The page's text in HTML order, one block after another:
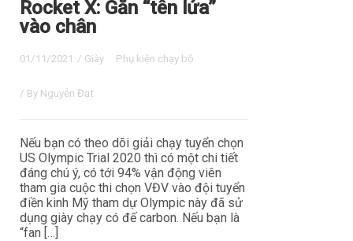
Rocket X: Gắn “tên lửa”
vào chân
01/11/2021 / Giày Phụ kiện chạy bộ
/ By Nguyễn Đạt
Nếu bạn có theo dõi giải chạy tuyển chọn
US Olympic Trial 2020 thì có một chi tiết
đáng chú ý, có tới 94% vận động viên
tham gia cuộc thi chọn VĐV vào đội tuyển
điền kinh Mỹ tham dự Olympic này đã sử
dụng giày chạy có đế carbon. Nếu bạn là
“fan […]